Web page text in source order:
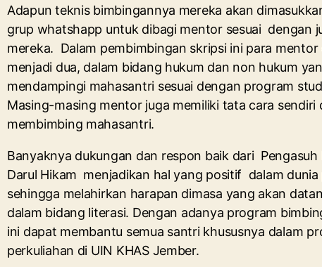
Adapun teknis bimbingannya mereka akan
grup whatshapp untuk dibagi mentor sesuai dengan
mereka. Dalam pembimbingan skripsi ini para mentor
menjadi dua, dalam bidang hukum dan non hukum
mendampingi mahasantri sesuai dengan program
Masing-masing mentor juga memiliki tata cara sendiri
membimbing mahasantri.
Banyaknya dukungan dan respon baik dari Pengasuh
Darul Hikam menjadikan hal yang positif dalam dunia
sehingga melahirkan harapan dimasa yang akan
dalam bidang literasi. Dengan adanya program
ini dapat membantu semua santri khususnya dalam
perkuliahan di UIN KHAS Jember.